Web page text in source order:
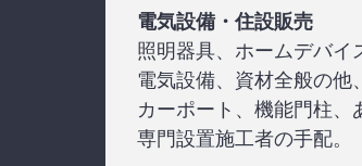
電気設備・住設販売
照明器具、ホームデバイ
電気設備、資材全般の
カーポート、機能門柱
専門設置施工者の手配。